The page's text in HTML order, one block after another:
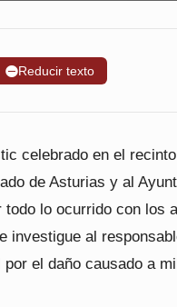
➖Reducir texto
celebrado en el
de Asturias y al
lo ocurrido con los
investigue al
el daño causado a